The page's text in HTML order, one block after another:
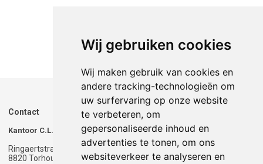
Wij gebruiken cookies
Wij maken gebruik van cookies en
andere tracking-technologieën om
uw surfervaring op onze website
te verbeteren, om
gepersonaliseerde inhoud en
advertenties te tonen, om ons
websiteverkeer te analyseren en
Contact
Kantoor C.L.P.T.
Ringaertstraat 1
8820 Torhout - België
Magazijn C.L.P.T.
Ringaertstraat 1
8820 Torhout - België